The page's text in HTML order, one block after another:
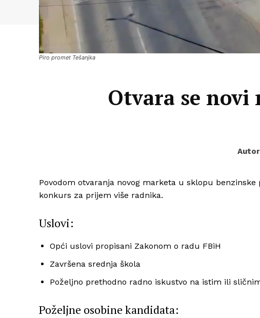
Piro promet Tešanjka
Otvara se novi
Povodom otvaranja novog marketa u sklopu benzinske
konkurs za prijem više radnika.
Uslovi:
Opći uslovi propisani Zakonom o radu FBiH
Završena srednja škola
Poželjno prethodno radno iskustvo na istim ili
Poželjne osobine kandidata: